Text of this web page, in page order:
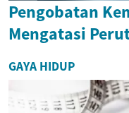
Pengobatan
Mengatasi
GAYA HIDUP